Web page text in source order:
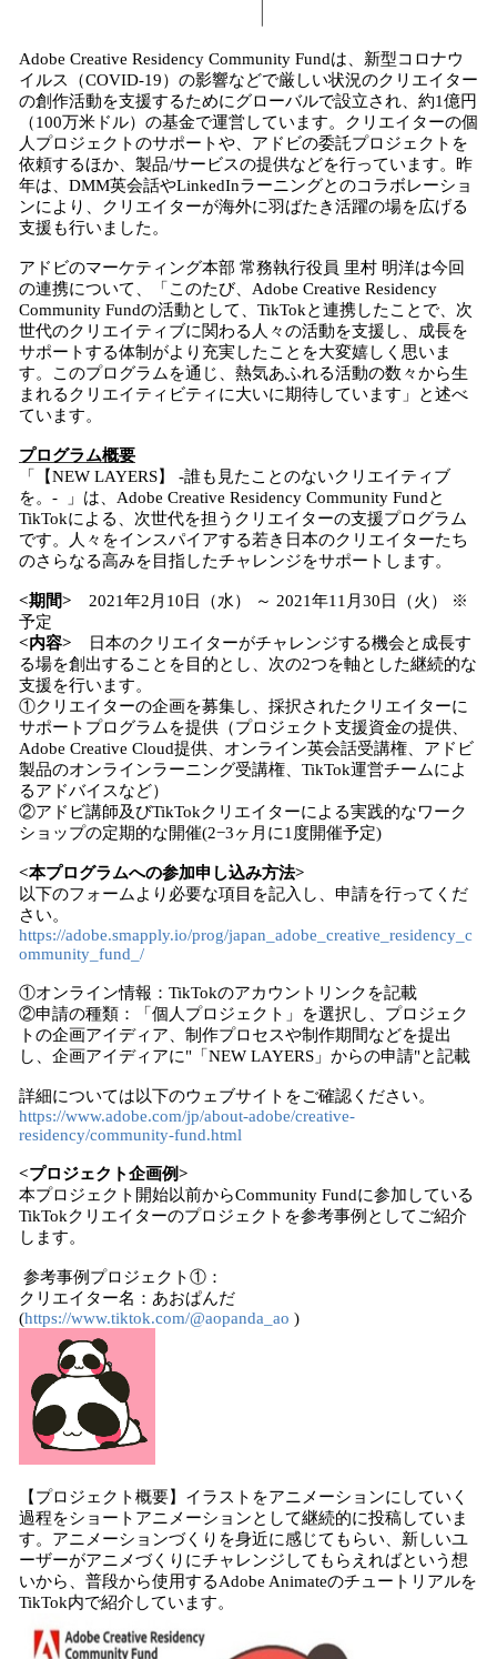
Adobe Creative Residency Community Fundは、新型コロナウ
イルス（COVID-19）の影響などで厳しい状況のクリエイター
の創作活動を支援するためにグローバルで設立され、約1億円
（100万米ドル）の基金で運営しています。クリエイターの個
人プロジェクトのサポートや、アドビの委託プロジェクトを
依頼するほか、製品/サービスの提供などを行っています。昨
年は、DMM英会話やLinkedInラーニングとのコラボレーショ
ンにより、クリエイターが海外に羽ばたき活躍の場を広げる
支援も行いました。
アドビのマーケティング本部 常務執行役員 里村 明洋は今回
の連携について、「このたび、Adobe Creative Residency
Community Fundの活動として、TikTokと連携したことで、次
世代のクリエイティブに関わる人々の活動を支援し、成長を
サポートする体制がより充実したことを大変嬉しく思いま
す。このプログラムを通じ、熱気あふれる活動の数々から生
まれるクリエイティビティに大いに期待しています」と述べ
ています。
プログラム概要
「【NEW LAYERS】 -誰も見たことのないクリエイティブ
を。- 」は、Adobe Creative Residency Community Fundと
TikTokによる、次世代を担うクリエイターの支援プログラム
です。人々をインスパイアする若き日本のクリエイターたち
のさらなる高みを目指したチャレンジをサポートします。
<期間> 2021年2月10日（水） ～ 2021年11月30日（火） ※
予定
<内容>
日本のクリエイターがチャレンジする機会と成長す
る場を創出することを目的とし、次の2つを軸とした継続的な
支援を行います。
①クリエイターの企画を募集し、採択されたクリエイターに
サポートプログラムを提供（プロジェクト支援資金の提供、
Adobe Creative Cloud提供、オンライン英会話受講権、アドビ
製品のオンラインラーニング受講権、TikTok運営チームによ
るアドバイスなど）
②アドビ講師及びTikTokクリエイターによる実践的なワーク
ショップの定期的な開催(2−3ヶ月に1度開催予定)
<本プログラムへの参加申し込み方法>
以下のフォームより必要な項目を記入し、申請を行ってくだ
さい。
https://adobe.smapply.io/prog/japan_adobe_creative_residency_c
ommunity_fund_/
①オンライン情報：TikTokのアカウントリンクを記載
②申請の種類：「個人プロジェクト」を選択し、プロジェク
トの企画アイディア、制作プロセスや制作期間などを提出
し、企画アイディアに"「NEW LAYERS」からの申請"と記載
詳細については以下のウェブサイトをご確認ください。
https://www.adobe.com/jp/about-adobe/creative-
residency/community-fund.html
<プロジェクト企画例>
本プロジェクト開始以前からCommunity Fundに参加している
TikTokクリエイターのプロジェクトを参考事例としてご紹介
します。
参考事例プロジェクト①：
クリエイター名：あおぱんだ
(https://www.tiktok.com/@aopanda_ao )
【プロジェクト概要】イラストをアニメーションにしていく
過程をショートアニメーションとして継続的に投稿していま
す。アニメーションづくりを身近に感じてもらい、新しいユ
ーザーがアニメづくりにチャレンジしてもらえればという想
いから、普段から使用するAdobe Animateのチュートリアルを
TikTok内で紹介しています。